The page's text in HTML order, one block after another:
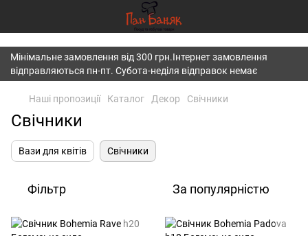
})(window,document,'script','dataLayer','GTM-K7JWBM2W');
Мінімальне замовлення від 300 грн.Інтернет замовлення
відправляються пн-пт. Субота-неділя відправок немає
Наші пропозиції Каталог Декор Свічники
Свічники
Вази для квітів Свічники
Фільтр За популярністю